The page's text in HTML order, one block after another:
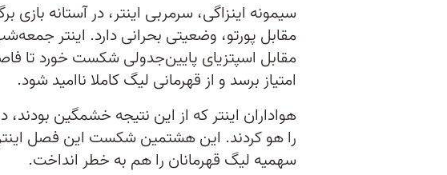
سیمونه اینزاگی، سرمربی اینتر، در آستانه
امتیاز برسد و از قهرمانی لیگ کاملا ناامید شود.
هواداران اینتر که از این نتیجه خشمگین بودند،
را هو کردند. این هشتمین شکست این فصل
سهمیه لیگ قهرمانان را هم به خطر انداخت.